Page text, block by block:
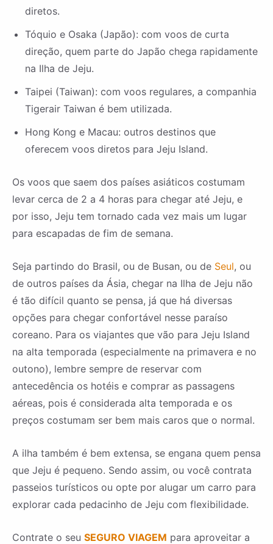
diretos.
Tóquio e Osaka (Japão): com voos de curta
direção, quem parte do Japão chega rapidamente
na Ilha de Jeju.
Taipei (Taiwan): com voos regulares, a companhia
Tigerair Taiwan é bem utilizada.
Hong Kong e Macau: outros destinos que
oferecem voos diretos para Jeju Island.
Os voos que saem dos países asiáticos costumam
levar cerca de 2 a 4 horas para chegar até Jeju, e
por isso, Jeju tem tornado cada vez mais um lugar
para escapadas de fim de semana.
Seja partindo do Brasil, ou de Busan, ou de Seul, ou
de outros países da Ásia, chegar na Ilha de Jeju não
é tão difícil quanto se pensa, já que há diversas
opções para chegar confortável nesse paraíso
coreano. Para os viajantes que vão para Jeju Island
na alta temporada (especialmente na primavera e no
outono), lembre sempre de reservar com
antecedência os hotéis e comprar as passagens
aéreas, pois é considerada alta temporada e os
preços costumam ser bem mais caros que o normal.
A ilha também é bem extensa, se engana quem pensa
que Jeju é pequeno. Sendo assim, ou você contrata
passeios turísticos ou opte por alugar um carro para
explorar cada pedacinho de Jeju com flexibilidade.
Contrate o seu SEGURO VIAGEM para aproveitar a